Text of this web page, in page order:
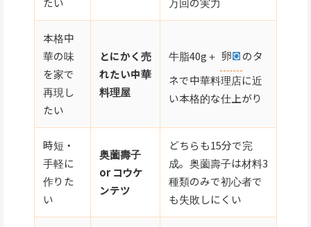
本格中
華の味
を家で
再現し
たい
とにかく売
れたい中華
料理屋
牛脂40g＋ 卵
のタ
ネで中華料理店に近
い本格的な仕上がり
時短・
手軽に
作りた
い
奥薗壽子
or コウケ
ンテツ
どちらも15分で完
成。奥薗壽子は材料3
種類のみで初心者で
も失敗しにくい